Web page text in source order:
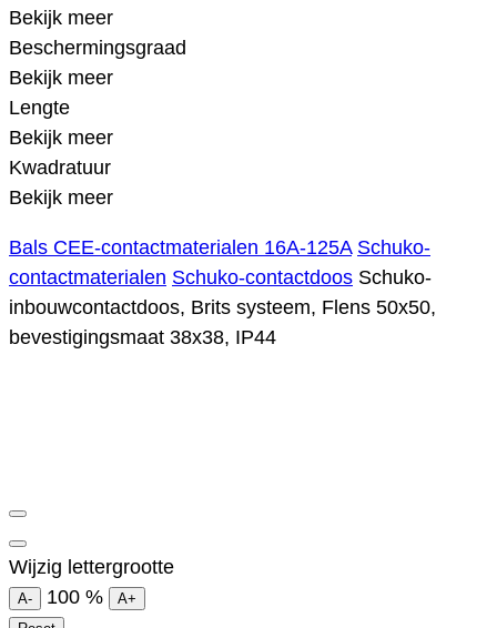
Bekijk meer
Beschermingsgraad
Bekijk meer
Lengte
Bekijk meer
Kwadratuur
Bekijk meer
Bals CEE-contactmaterialen 16A-125A Schuko-
contactmaterialen Schuko-contactdoos Schuko-
inbouwcontactdoos, Brits systeem, Flens 50x50,
bevestigingsmaat 38x38, IP44
Wijzig lettergrootte
A- 100 %
A+